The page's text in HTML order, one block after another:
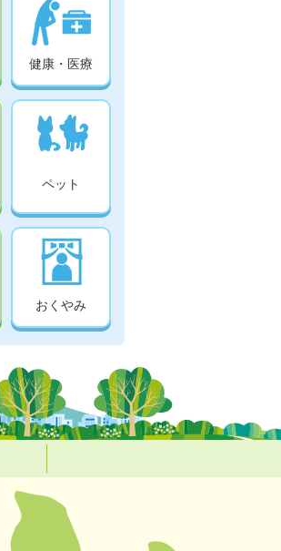
健康・医療
ペット
おくやみ